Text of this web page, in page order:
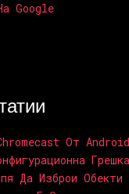
Google
От Android
Да Изброи Обекти